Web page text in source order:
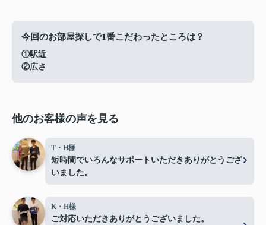
今回のお部屋探しで1番こだわったところは？
①駅近
②広さ
他のお客様の声を見る
T・H様
短時間でいろんなサポートいただきありがとうござ
いました。
K・H様
ご対応いただきありがとうございました。